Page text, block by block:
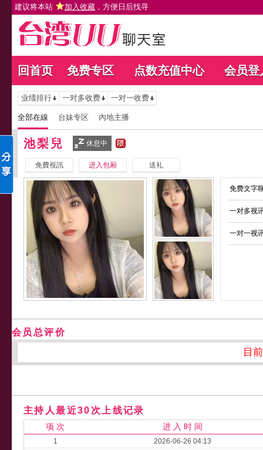
建议将本站 加入收藏 ，方便日后找寻
回首页 免费专区 点数充值中心 会员登
业绩排行 一对多收费 一对一收费
全部在線 台妹专区 內地主播
池梨兒 休息中
免費視訊 进入包厢 送礼
免费文字
一对多视
一对一视
会员总评价
目
主持人最近30次上线记录
项 次 进 入 时 间
1
2026-06-26 04:13